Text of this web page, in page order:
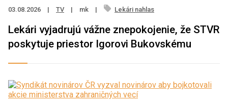
03.08.2026 | TV | mk | Lekári nahlas
Lekári vyjadrujú vážne znepokojenie, že STVR
poskytuje priestor Igorovi Bukovskému